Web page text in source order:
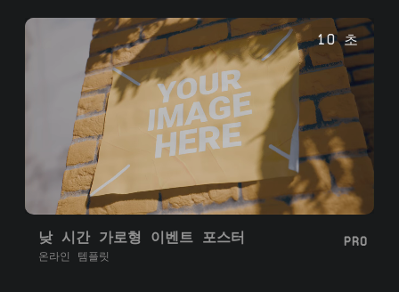
10 초
낮 시간 가로형 이벤트 포스터
온라인 템플릿
PRO